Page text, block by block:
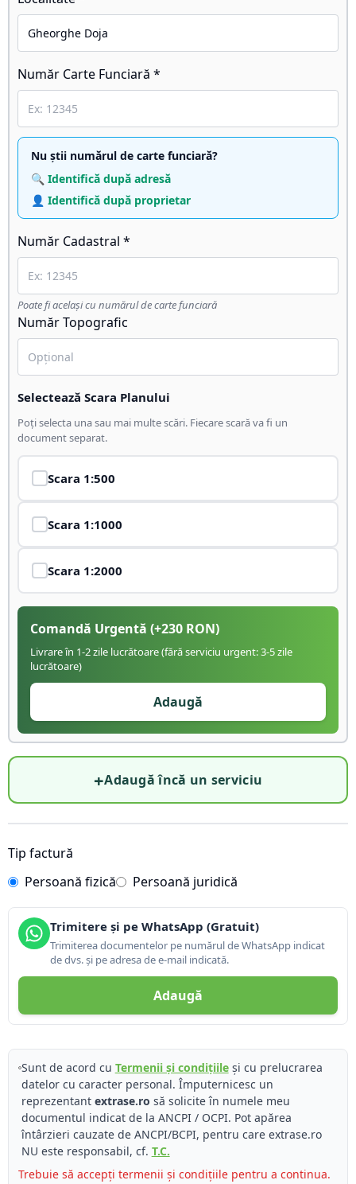
Număr Carte Funciară *
Nu știi numărul de carte funciară?
🔍 Identifică după adresă
👤 Identifică după proprietar
Număr Cadastral *
Poate fi același cu numărul de carte funciară
Număr Topografic
Selectează Scara Planului
Poți selecta una sau mai multe scări. Fiecare scară va fi un
document separat.
Scara 1:500
Scara 1:1000
Scara 1:2000
Comandă Urgentă (+230 RON)
Livrare în 1-2 zile lucrătoare (fără serviciu urgent: 3-5 zile
lucrătoare)
Adaugă
+Adaugă încă un serviciu
Tip factură
Persoană fizică
Persoană juridică
Trimitere și pe WhatsApp (Gratuit)
Trimiterea documentelor pe numărul de WhatsApp indicat
de dvs. și pe adresa de e-mail indicată.
Adaugă
Sunt de acord cu Termenii și condițiileși cu prelucrarea
datelor cu caracter personal. Împuternicesc un
reprezentant extrase.ro să solicite în numele meu
documentul indicat de la ANCPI / OCPI. Pot apărea
întârzieri cauzate de ANCPI/BCPI, pentru care extrase.ro
NU este responsabil, cf. T.C.
Trebuie să accepți termenii și condițiile pentru a continua.